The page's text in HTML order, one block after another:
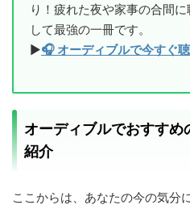
り！疲れた夜や家事の合間
して最強の一冊です。
▶🎧 オーディブルで今すぐ聴
オーディブルでおすすめ
紹介
ここからは、あなたの今の気分